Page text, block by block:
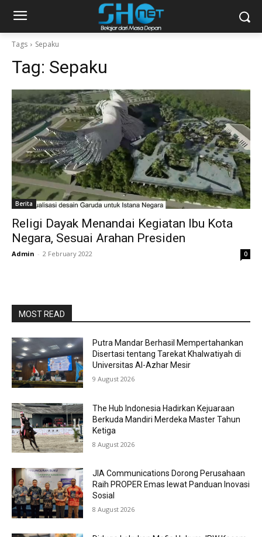
Tags Sepaku
Tag: Sepaku
Berita
Religi Dayak Menandai Kegiatan Ibu Kota
Negara, Sesuai Arahan Presiden
Admin - 2 February 2022 0
MOST READ
Putra Mandar Berhasil Mempertahankan
Disertasi tentang Tarekat Khalwatiyah di
Universitas Al-Azhar Mesir
9 August 2026
The Hub Indonesia Hadirkan Kejuaraan
Berkuda Mandiri Merdeka Master Tahun
Ketiga
8 August 2026
JIA Communications Dorong Perusahaan
Raih PROPER Emas lewat Panduan Inovasi
Sosial
8 August 2026